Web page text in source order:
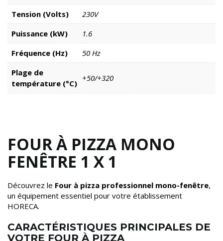
Tension (Volts)
230V
Puissance (kW)
1.6
Fréquence (Hz)
50 Hz
Plage de
température (°C)
+50/+320
FOUR À PIZZA MONO
FENÊTRE 1 X 1
Découvrez le Four à pizza professionnel mono-fenêtre,
un équipement essentiel pour votre établissement
HORECA.
CARACTÉRISTIQUES PRINCIPALES DE
VOTRE FOUR À PIZZA